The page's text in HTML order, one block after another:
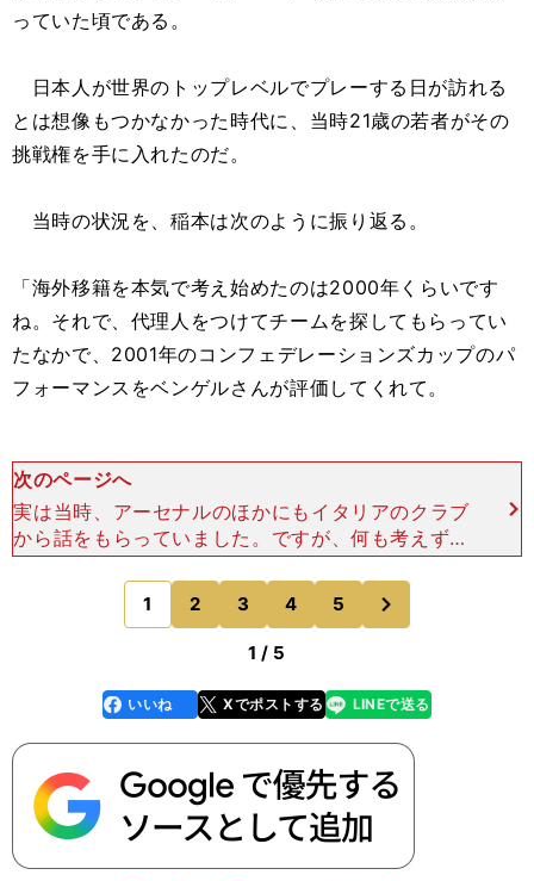
っていた頃である。
日本人が世界のトップレベルでプレーする日が訪れる
とは想像もつかなかった時代に、当時21歳の若者がその
挑戦権を手に入れたのだ。
当時の状況を、稲本は次のように振り返る。
「海外移籍を本気で考え始めたのは2000年くらいです
ね。それで、代理人をつけてチームを探してもらってい
たなかで、2001年のコンフェデレーションズカップのパ
フォーマンスをベンゲルさんが評価してくれて。
次のページへ
実は当時、アーセナルのほかにもイタリアのクラブ
から話をもらっていました。ですが、何も考えずに
アーセナルに行くことを決めました」 高校生の時
にＪリーグデビューを果たした稲本にとって、海外
移籍を求めるのは
1 2 3 4 5
のページへ
1 / 5
faceboo
k
いいね Xでポストする
line LINEで送る